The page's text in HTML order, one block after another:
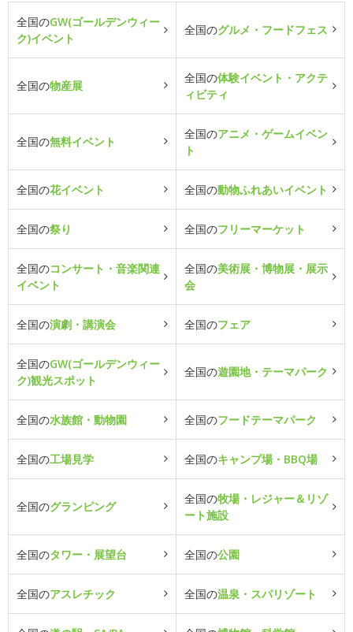
全国のGW(ゴールデンウィー
ク)イベント
全国のグルメ・フードフェス
全国の物産展
全国の体験イベント・アクテ
ィビティ
全国の無料イベント
全国のアニメ・ゲームイベン
ト
全国の花イベント 全国の動物ふれあいイベント
全国の祭り 全国のフリーマーケット
全国のコンサート・音楽関連
イベント
全国の美術展・博物展・展示
会
全国の演劇・講演会 全国のフェア
全国のGW(ゴールデンウィー
ク)観光スポット
全国の遊園地・テーマパーク
全国の水族館・動物園 全国のフードテーマパーク
全国の工場見学 全国のキャンプ場・BBQ場
全国のグランピング
全国の牧場・レジャー＆リゾ
ート施設
全国のタワー・展望台 全国の公園
全国のアスレチック 全国の温泉・スパリゾート